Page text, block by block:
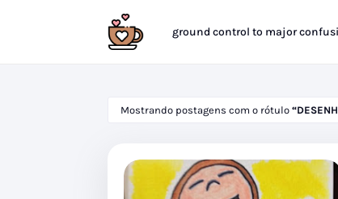
ground control to major
Mostrando postagens com o rótulo